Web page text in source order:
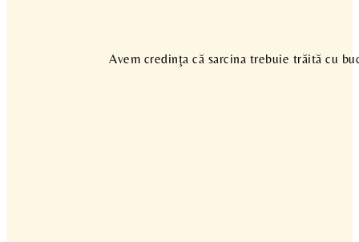
Avem credinţa că sarcina trebuie trăită cu